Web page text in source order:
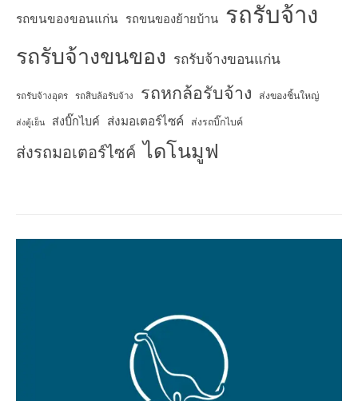
รถขนของขอนแก่น รถขนของย้ายบ้าน รถรับจ้าง
รถรับจ้างขนของ รถรับจ้างขอนแก่น
รถรับจ้างอุดร รถสิบล้อรับจ้าง รถหกล้อรับจ้าง ส่งของชิ้นใหญ่
ส่งตู้เย็น ส่งบิ๊กไบค์ ส่งมอเตอร์ไซค์ ส่งรถบิ๊กไบค์
ส่งรถมอเตอร์ไซค์ ไดโนมูฟ